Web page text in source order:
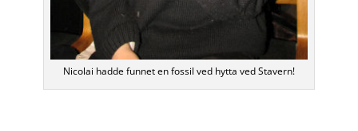
Nicolai hadde funnet en fossil ved hytta ved Stavern!